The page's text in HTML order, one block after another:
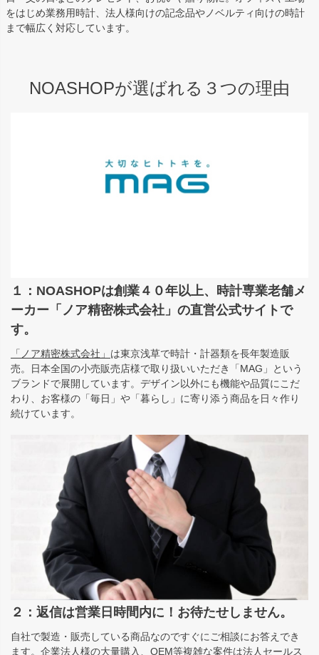
をはじめ業務用時計、法人様向けの記念品やノベルティ向けの時計
まで幅広く対応しています。
NOASHOPが選ばれる３つの理由
１：NOASHOPは創業４０年以上、時計専業老舗メ
ーカー「ノア精密株式会社」の直営公式サイトで
す。
「ノア精密株式会社」 は東京浅草で時計・計器類を長年製造販
売。日本全国の小売販売店様で取り扱いいただき「MAG」という
ブランドで展開しています。デザイン以外にも機能や品質にこだ
わり、お客様の「毎日」や「暮らし」に寄り添う商品を日々作り
続けています。
２：返信は営業日時間内に！お待たせしません。
自社で製造・販売している商品なのですぐにご相談にお答えでき
ます。企業法人様の大量購入、OEM等複雑な案件は法人セールス